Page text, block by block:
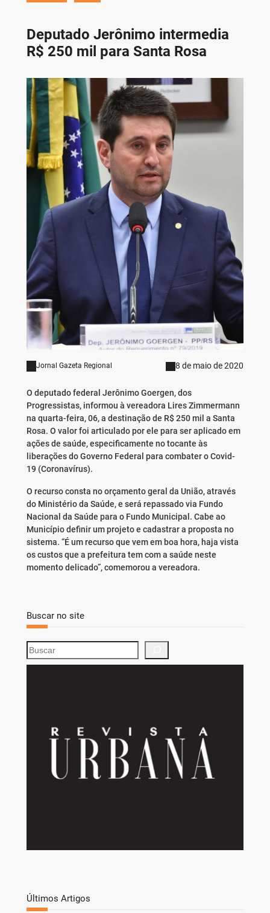
Deputado Jerônimo intermedia
R$ 250 mil para Santa Rosa
Jornal Gazeta Regional 8 de maio de 2020
O deputado federal Jerônimo Goergen, dos
Progressistas, informou à vereadora Lires Zimmermann
na quarta-feira, 06, a destinação de R$ 250 mil a Santa
Rosa. O valor foi articulado por ele para ser aplicado em
ações de saúde, especificamente no tocante às
liberações do Governo Federal para combater o Covid-
19 (Coronavírus).
O recurso consta no orçamento geral da União, através
do Ministério da Saúde, e será repassado via Fundo
Nacional da Saúde para o Fundo Municipal. Cabe ao
Município definir um projeto e cadastrar a proposta no
sistema. “É um recurso que vem em boa hora, haja vista
os custos que a prefeitura tem com a saúde neste
momento delicado”, comemorou a vereadora.
Buscar no site
S
e
Últimos Artigos